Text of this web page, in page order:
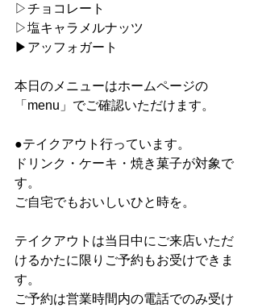
▷チョコレート
▷塩キャラメルナッツ
▶︎アッフォガート
本日のメニューはホームページの
「menu」でご確認いただけます。
●テイクアウト行っています。
ドリンク・ケーキ・焼き菓子が対象で
す。
ご自宅でもおいしいひと時を。
テイクアウトは当日中にご来店いただ
けるかたに限りご予約もお受けできま
す。
ご予約は営業時間内の電話でのみ受け